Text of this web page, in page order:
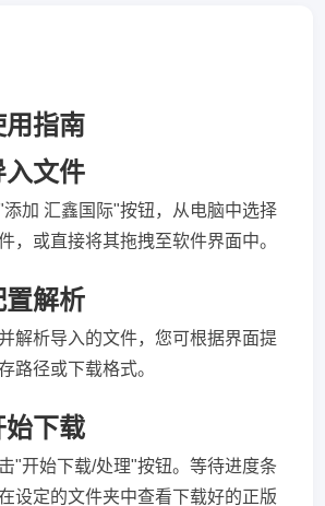
用指南
入文件
加 汇鑫国际"按钮，从电脑中选择
，或直接将其拖拽至软件界面中。
置解析
解析导入的文件，您可根据界面提
路径或下载格式。
始下载
"开始下载/处理"按钮。等待进度条
设定的文件夹中查看下载好的正版